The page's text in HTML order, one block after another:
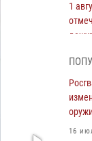
1
День
01
16